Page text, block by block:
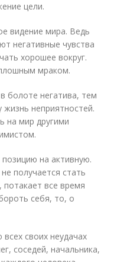
цели.
видение мира. Ведь
негативные чувства
хорошее вокруг.
мраком.
болоте негатива, тем
неприятностей.
на мир другими
на активную.
получается стать
потакает все время
себя, то, о
своих неудачах
соседей, начальника,